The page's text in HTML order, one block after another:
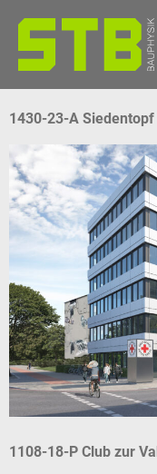
1430-23-A
1108-18-P Club zur